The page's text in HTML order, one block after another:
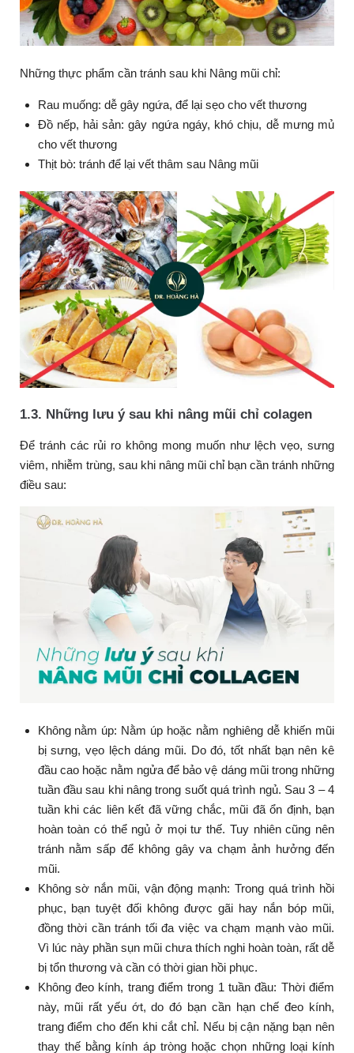
Những thực phẩm cần tránh sau khi Nâng mũi chỉ:
Rau muống: dễ gây ngứa, để lại sẹo cho vết thương
Đồ nếp, hải sản: gây ngứa ngáy, khó chịu, dễ mưng mủ
cho vết thương
Thịt bò: tránh để lại vết thâm sau Nâng mũi
1.3. Những lưu ý sau khi nâng mũi chỉ colagen
Để tránh các rủi ro không mong muốn như lệch vẹo, sưng
viêm, nhiễm trùng, sau khi nâng mũi chỉ bạn cần tránh những
điều sau:
Không nằm úp: Nằm úp hoặc nằm nghiêng dễ khiến mũi
bị sưng, vẹo lệch dáng mũi. Do đó, tốt nhất bạn nên kê
đầu cao hoặc nằm ngửa để bảo vệ dáng mũi trong những
tuần đầu sau khi nâng trong suốt quá trình ngủ. Sau 3 – 4
tuần khi các liên kết đã vững chắc, mũi đã ổn định, bạn
hoàn toàn có thể ngủ ở mọi tư thế. Tuy nhiên cũng nên
tránh nằm sấp để không gây va chạm ảnh hưởng đến
mũi.
Không sờ nắn mũi, vận động mạnh: Trong quá trình hồi
phục, bạn tuyệt đối không được gãi hay nắn bóp mũi,
đồng thời cần tránh tối đa việc va chạm mạnh vào mũi.
Vì lúc này phần sụn mũi chưa thích nghi hoàn toàn, rất dễ
bị tổn thương và cần có thời gian hồi phục.
Không đeo kính, trang điểm trong 1 tuần đầu: Thời điểm
này, mũi rất yếu ớt, do đó bạn cần hạn chế đeo kính,
trang điểm cho đến khi cắt chỉ. Nếu bị cận nặng bạn nên
thay thế bằng kính áp tròng hoặc chọn những loại kính